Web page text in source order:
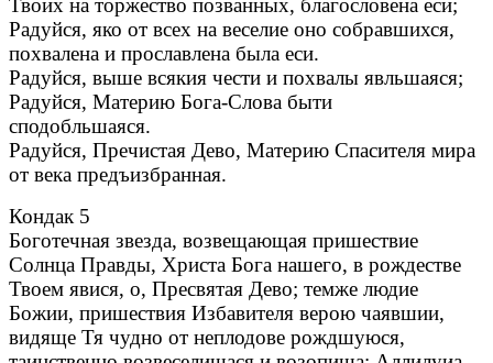
Твоих на торжество позванных, благословена еси;
Радуйся, яко от всех на веселие оно собравшихся,
похвалена и прославлена была еси.
Радуйся, выше всякия чести и похвалы явльшаяся;
Радуйся, Материю Бога-Слова быти
сподобльшаяся.
Радуйся, Пречистая Дево, Материю Спасителя мира
от века предъизбранная.
Кондак 5
Боготечная звезда, возвещающая пришествие
Солнца Правды, Христа Бога нашего, в рождестве
Твоем явися, о, Пресвятая Дево; темже людие
Божии, пришествия Избавителя верою чаявшии,
видяще Тя чудно от неплодове рождшуюся,